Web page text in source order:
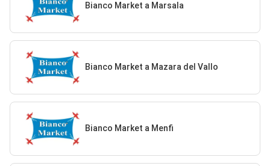
Bianco Market a Marsala
Bianco Market a Mazara del Vallo
Bianco Market a Menfi